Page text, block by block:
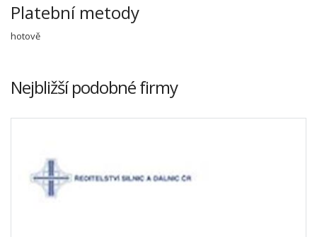
Platební metody
hotově
Nejbližší podobné firmy